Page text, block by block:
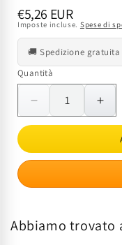
Prezzo
di
listino
€5,26 EUR
Imposte incluse. Spese di
🚚 Spedizione
Quantità
Quantità
Diminuisci
quantità
Capocorda
Femmina
187
187
Abbiamo trovato